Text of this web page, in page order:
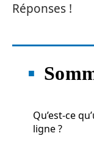
Réponses !
Qu’est-ce
ligne ?